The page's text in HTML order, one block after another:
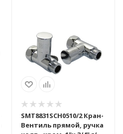
SMT8831SCH0510/2 Кран-
Вентиль прямой, ручка